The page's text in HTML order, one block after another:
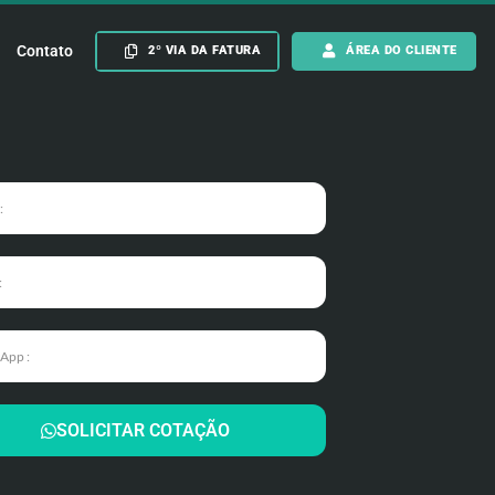
Contato 2º VIA DA FATURA ÁREA DO CLIENTE
SOLICITAR COTAÇÃO